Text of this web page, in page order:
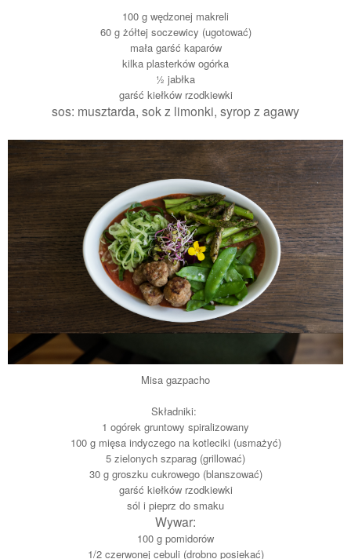
100 g wędzonej makreli
60 g żółtej soczewicy (ugotować)
mała garść kaparów
kilka plasterków ogórka
½ jabłka
garść kiełków rzodkiewki
sos: musztarda, sok z limonki, syrop z agawy
Misa gazpacho
Składniki:
1 ogórek gruntowy spiralizowany
100 g mięsa indyczego na kotleciki (usmażyć)
5 zielonych szparag (grillować)
30 g groszku cukrowego (blanszować)
garść kiełków rzodkiewki
sól i pieprz do smaku
Wywar:
100 g pomidorów
1/2 czerwonej cebuli (drobno posiekać)